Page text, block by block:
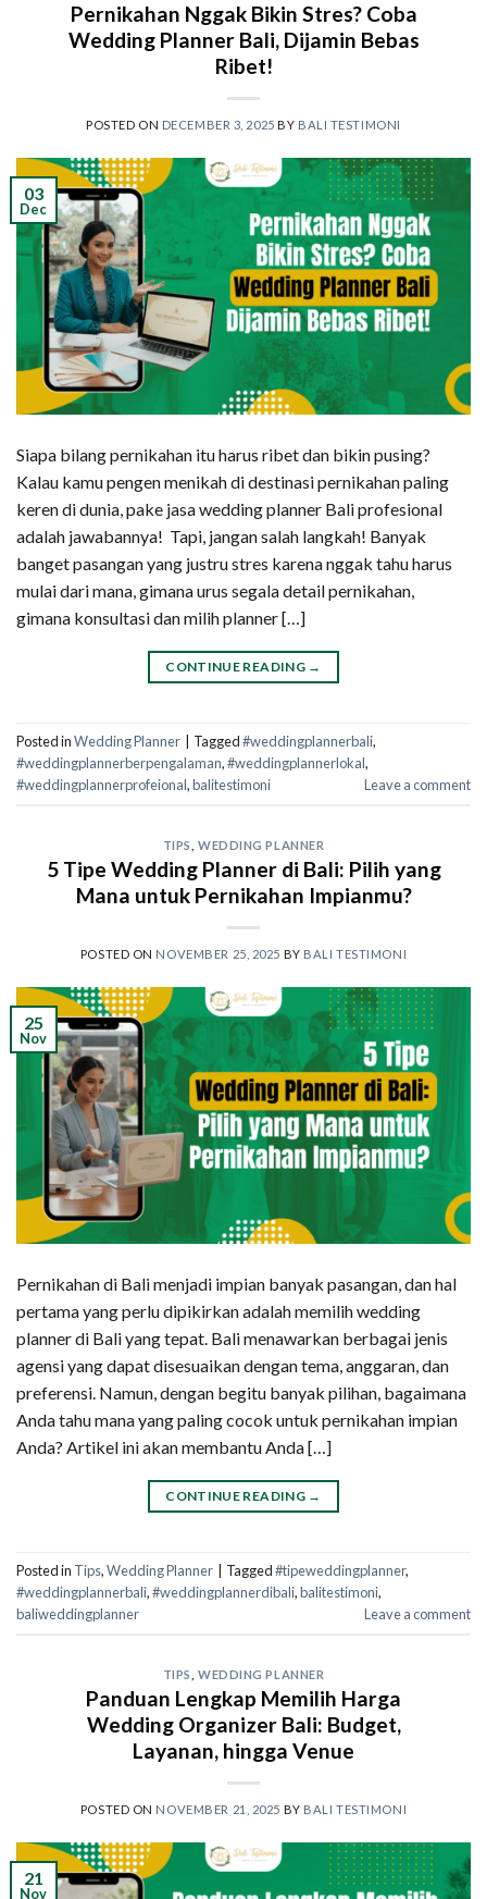
Pernikahan Nggak Bikin Stres? Coba
Wedding Planner Bali, Dijamin Bebas
Ribet!
POSTED ON DECEMBER 3, 2025 BY BALI TESTIMONI
03
Dec
Siapa bilang pernikahan itu harus ribet dan bikin pusing?
Kalau kamu pengen menikah di destinasi pernikahan paling
keren di dunia, pake jasa wedding planner Bali profesional
adalah jawabannya! Tapi, jangan salah langkah! Banyak
banget pasangan yang justru stres karena nggak tahu harus
mulai dari mana, gimana urus segala detail pernikahan,
gimana konsultasi dan milih planner […]
CONTINUE READING →
Posted inWedding Planner Tagged#weddingplannerbali,
#weddingplannerberpengalaman,#weddingplannerlokal,
#weddingplannerprofeional,balitestimoni Leave a comment
TIPS WEDDING PLANNER
5 Tipe Wedding Planner di Bali: Pilih yang
Mana untuk Pernikahan Impianmu?
POSTED ON NOVEMBER 25, 2025 BY BALI TESTIMONI
25
Nov
Pernikahan di Bali menjadi impian banyak pasangan, dan hal
pertama yang perlu dipikirkan adalah memilih wedding
planner di Bali yang tepat. Bali menawarkan berbagai jenis
agensi yang dapat disesuaikan dengan tema, anggaran, dan
preferensi. Namun, dengan begitu banyak pilihan, bagaimana
Anda tahu mana yang paling cocok untuk pernikahan impian
Anda? Artikel ini akan membantu Anda […]
CONTINUE READING →
Posted in Tips,Wedding Planner Tagged#tipeweddingplanner,
#weddingplannerbali,#weddingplannerdibali,balitestimoni,
baliweddingplanner
Leave a comment
TIPS WEDDING PLANNER
Panduan Lengkap Memilih Harga
Wedding Organizer Bali: Budget,
Layanan, hingga Venue
POSTED ON NOVEMBER 21, 2025 BY BALI TESTIMONI
21
Nov